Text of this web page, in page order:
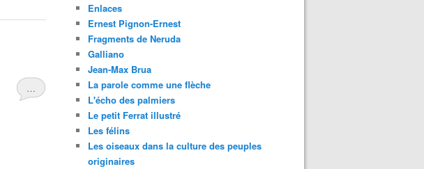
…
Enlaces
Ernest Pignon-Ernest
Fragments de Neruda
Galliano
Jean-Max Brua
La parole comme une flèche
L'écho des palmiers
Le petit Ferrat illustré
Les félins
Les oiseaux dans la culture des peuples
originaires